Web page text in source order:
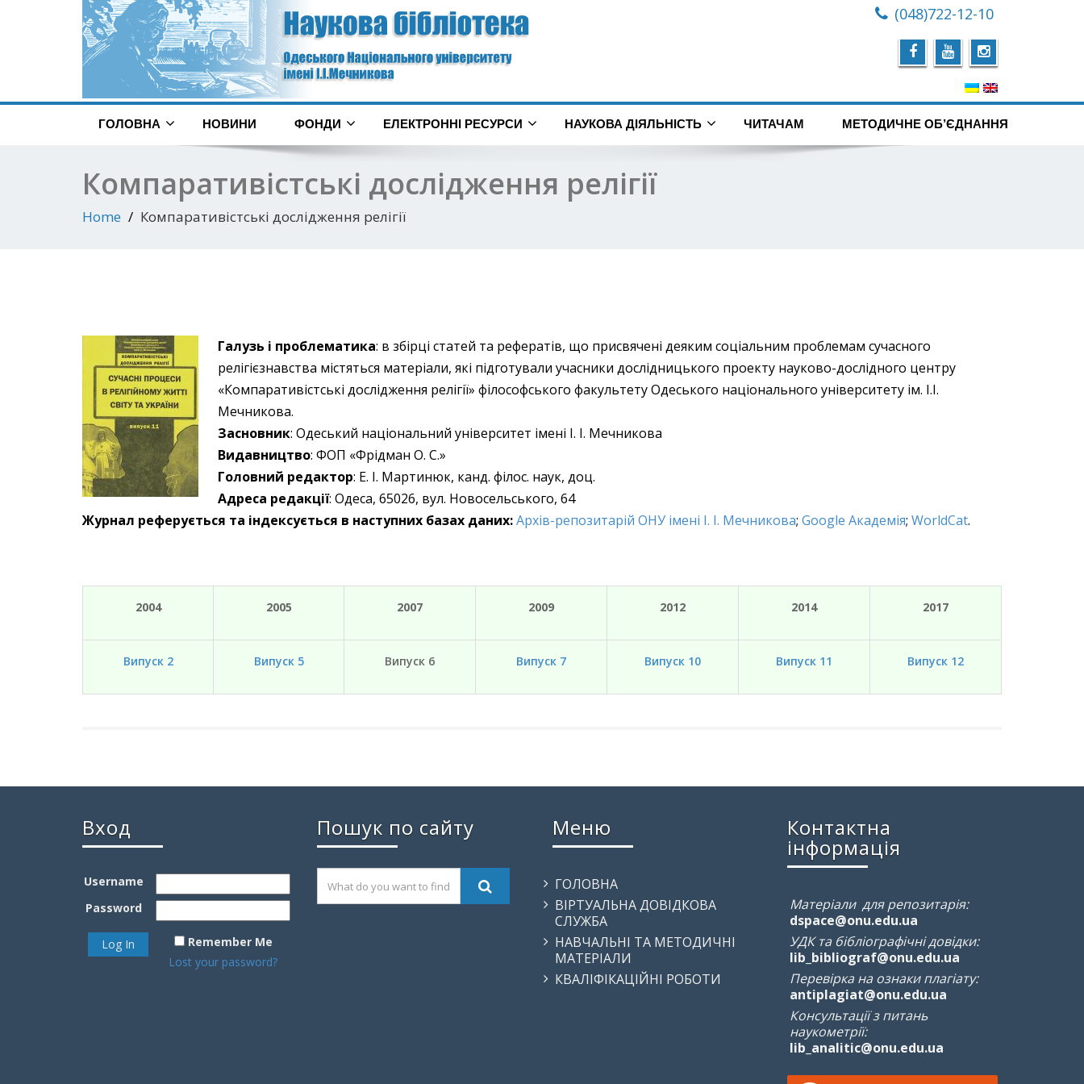
(048)722-12-10
ГОЛОВНА НОВИНИ ФОНДИ ЕЛЕКТРОННІ РЕСУРСИ НАУКОВА ДІЯЛЬНІСТЬ ЧИТАЧАМ МЕТОДИЧНЕ ОБ’ЄДНАННЯ
Компаративістські дослідження релігії
Home Компаративістські дослідження релігії
Галузь і проблематика: в збірці статей та рефератів, що присвячені деяким соціальним проблемам сучасного
релігієзнавства містяться матеріали, які підготували учасники дослідницького проекту науково-дослідного центру
«Компаративістські дослідження релігії» філософського факультету Одеського національного університету ім. І.І.
Мечникова.
Засновник: Одеський національний університет імені І. І. Мечникова
Видавництво: ФОП «Фрідман О. С.»
Головний редактор: Е. І. Мартинюк, канд. філос. наук, доц.
Адреса редакції: Одеса, 65026, вул. Новосельського, 64
Журнал реферується та індексується в наступних базах даних:Архів-репозитарій ОНУ імені І. І. Мечникова; Google Академія; WorldCat.
2004 2005 2007 2009 2012 2014 2017
Випуск 2 Випуск 5 Випуск 6 Випуск 7 Випуск 10 Випуск 11 Випуск 12
Вход
Username
Password
Remember Me
Lost your password?
Пошук по сайту Меню
ГОЛОВНА
ВІРТУАЛЬНА ДОВІДКОВА
СЛУЖБА
НАВЧАЛЬНІ ТА МЕТОДИЧНІ
МАТЕРІАЛИ
КВАЛІФІКАЦІЙНІ РОБОТИ
Контактна
інформація
Матеріали для репозитарія:
dspace@onu.edu.ua
УДК та бібліографічні довідки:
lib_bibliograf@onu.edu.ua
Перевірка на ознаки плагіату:
antiplagiat@onu.edu.ua
Консультації з питань
наукометрії:
lib_analitic@onu.edu.ua